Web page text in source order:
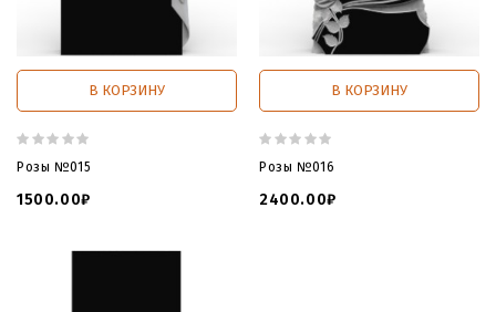
В КОРЗИНУ
Розы №015
1500.00₽
В КОРЗИНУ
Розы №016
2400.00₽